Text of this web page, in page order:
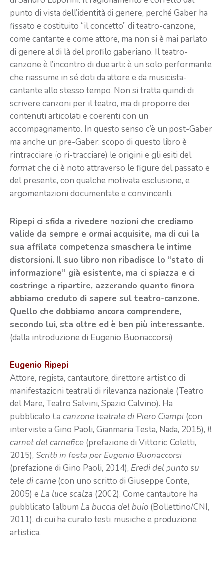
punto di vista dell’identità di genere, perché Gaber ha
fissato e costituito “il concetto” di teatro-canzone,
come cantante e come attore, ma non si è mai parlato
di genere al di là del profilo gaberiano. Il teatro-
canzone è l’incontro di due arti: è un solo performante
che riassume in sé doti da attore e da musicista-
cantante allo stesso tempo. Non si tratta quindi di
scrivere canzoni per il teatro, ma di proporre dei
contenuti articolati e coerenti con un
accompagnamento. In questo senso c’è un post-Gaber
ma anche un pre-Gaber: scopo di questo libro è
rintracciare (o ri-tracciare) le origini e gli esiti del
formatche ci è noto attraverso le figure del passato e
del presente, con qualche motivata esclusione, e
argomentazioni documentate e convincenti.
Ripepi ci sfida a rivedere nozioni che crediamo
valide da sempre e ormai acquisite, ma di cui la
sua affilata competenza smaschera le intime
distorsioni. Il suo libro non ribadisce lo “stato di
informazione” già esistente, ma ci spiazza e ci
costringe a ripartire, azzerando quanto finora
abbiamo creduto di sapere sul teatro-canzone.
Quello che dobbiamo ancora comprendere,
secondo lui, sta oltre ed è ben più interessante.
(dalla introduzione di Eugenio Buonaccorsi)
Eugenio Ripepi
Attore, regista, cantautore, direttore artistico di
manifestazioni teatrali di rilevanza nazionale (Teatro
del Mare, Teatro Salvini, Spazio Calvino). Ha
pubblicato La canzone teatrale di Piero Ciampi (con
interviste a Gino Paoli, Gianmaria Testa, Nada, 2015), Il
carnet del carnefice (prefazione di Vittorio Coletti,
2015), Scritti in festa per Eugenio Buonaccorsi
(prefazione di Gino Paoli, 2014), Eredi del punto su
tele di carne (con uno scritto di Giuseppe Conte,
2005) e La luce scalza (2002). Come cantautore ha
pubblicato l’album La buccia del buio (Bollettino/CNI,
2011), di cui ha curato testi, musiche e produzione
artistica.